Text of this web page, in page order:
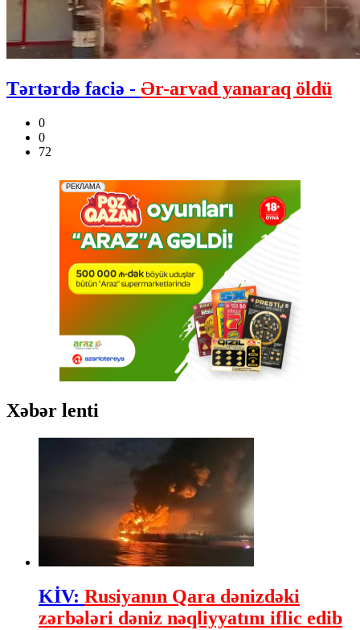
Tərtərdə faciə - Ər-arvad yanaraq öldü
0
0
72
Xəbər lenti
KİV: Rusiyanın Qara dənizdəki
zərbələri dəniz nəqliyyatını iflic edib